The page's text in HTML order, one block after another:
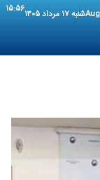
شنبه ۱۷ مرداد ۱۴۰۵ ۱۵:۵۶